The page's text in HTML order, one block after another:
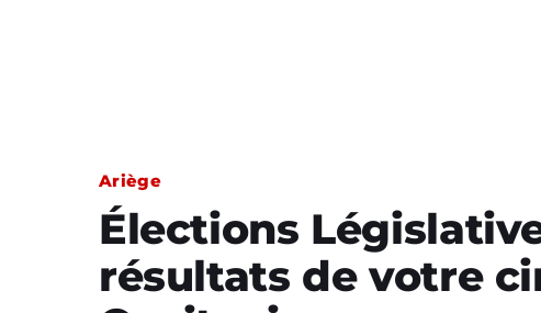
Ariège
Élections
résultats de votre